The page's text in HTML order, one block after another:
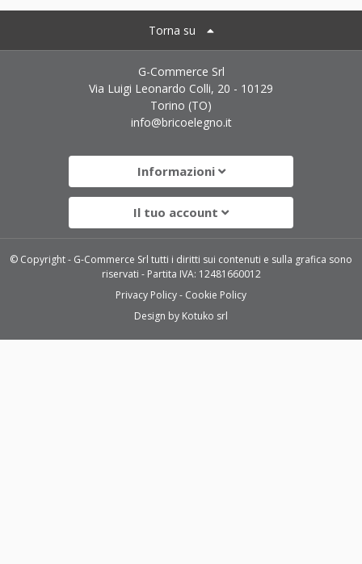
Torna su
G-Commerce Srl
Via Luigi Leonardo Colli, 20 - 10129
Torino (TO)
info@bricoelegno.it
Informazioni
Il tuo account
© Copyright - G-Commerce Srl tutti i diritti sui contenuti e sulla grafica sono
riservati - Partita IVA: 12481660012
Privacy Policy
Cookie Policy
Design by Kotuko srl